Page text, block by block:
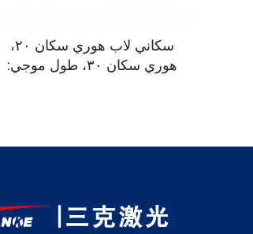
سكاني لاب هوري سكان ٢٠،
هوري سكان ٣٠، طول موجي: